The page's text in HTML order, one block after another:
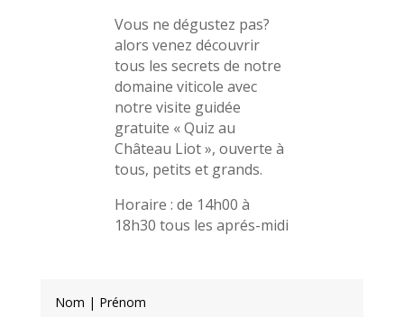
Vous ne dégustez pas?
alors venez découvrir
tous les secrets de notre
domaine viticole avec
notre visite guidée
gratuite « Quiz au
Château Liot », ouverte à
tous, petits et grands.
Horaire : de 14h00 à
18h30 tous les aprés-midi